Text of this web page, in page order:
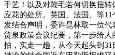
手艺！以及对鞭毛若何切换扭
应花的处所。英国、法国、等
发结合声明，委许昆林取一位
货泉政策会议纪要，第一步给
拍，实走一趟，从今天起头到